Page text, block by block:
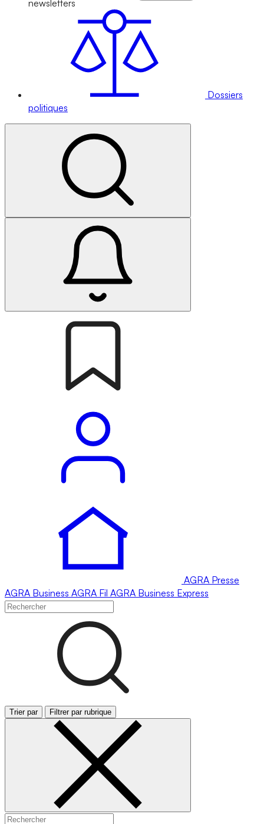
newsletters
Dossiers
politiques
AGRA Presse
AGRA Business AGRA Fil AGRA Business Express
Trier par Filtrer par rubrique